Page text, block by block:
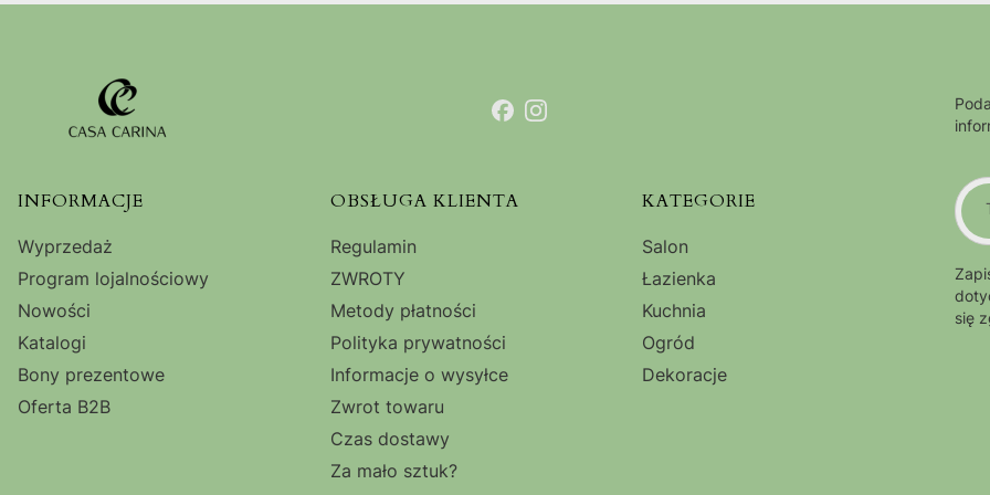
Linki w stopce
INFORMACJE
Wyprzedaż
Program lojalnościowy
Nowości
Katalogi
Bony prezentowe
Oferta B2B
OBSŁUGA KLIENTA
Regulamin
ZWROTY
Metody płatności
Polityka prywatności
Informacje o wysyłce
Zwrot towaru
Czas dostawy
Za mało sztuk?
KATEGORIE
Salon
Łazienka
Kuchnia
Ogród
Dekoracje
się